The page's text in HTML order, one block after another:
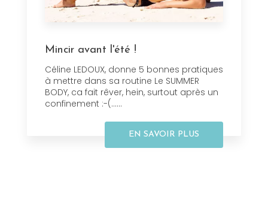
Mincir avant l'été !
Céline LEDOUX, donne 5 bonnes pratiques
à mettre dans sa routine Le SUMMER
BODY, ca fait rêver, hein, surtout après un
confinement :-(......
EN SAVOIR PLUS